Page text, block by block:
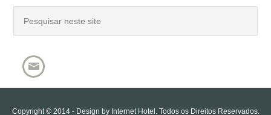
Copyright © 2014 - Design by Internet Hotel . Todos os Direitos Reservados.